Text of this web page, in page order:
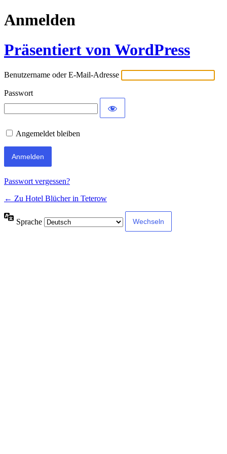
Anmelden
Präsentiert von WordPress
Benutzername oder E-Mail-Adresse
Passwort
Angemeldet bleiben
Passwort vergessen?
← Zu Hotel Blücher in Teterow
Sprache